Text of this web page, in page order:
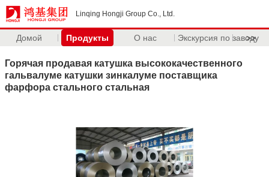
Linqing Hongji Group Co., Ltd.
Домой Продукты О нас Экскурсия по заводу
>>
Горячая продавая катушка высококачественного
гальвалуме катушки зинкалуме поставщика
фарфора стального стальная